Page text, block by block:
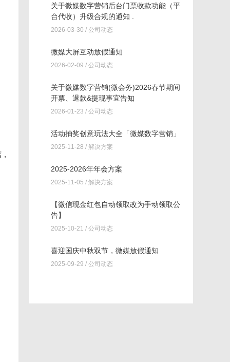
关于微媒数字营销后台门票收款功能（平
台代收）升级合规的通知 .
2026-03-30 / 公司动态
微媒大屏互动放假通知
2026-02-09 / 公司动态
关于微媒数字营销(微会务)2026春节期间
开票、退款&提现事宜告知
2026-01-23 / 公司动态
活动抽奖创意玩法大全「微媒数字营销」
2025-11-28 / 解决方案
2025-2026年年会方案
2025-11-05 / 解决方案
【微信现金红包自动领取改为手动领取公
告】
2025-10-21 / 公司动态
喜迎国庆中秋双节，微媒放假通知
2025-09-29 / 公司动态